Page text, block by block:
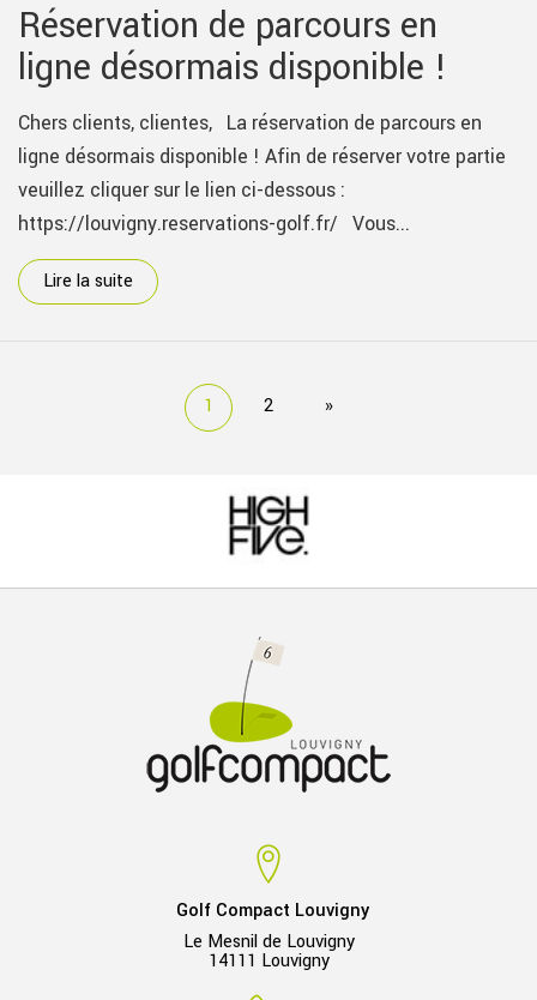
Réservation de parcours en
ligne désormais disponible !
Chers clients, clientes, La réservation de parcours en
ligne désormais disponible ! Afin de réserver votre partie
veuillez cliquer sur le lien ci-dessous :
https://louvigny.reservations-golf.fr/ Vous...
Lire la suite
1 2 »
Golf Compact Louvigny
Le Mesnil de Louvigny
14111 Louvigny